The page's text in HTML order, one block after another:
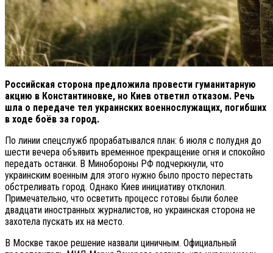
Российская сторона предложила провести гуманитарную
акцию в Константиновке, но Киев ответил отказом. Речь
шла о передаче тел украинских военнослужащих, погибших
в ходе боёв за город.
По линии спецслужб прорабатывался план: 6 июля с полудня до
шести вечера объявить временное прекращение огня и спокойно
передать останки. В Минобороны РФ подчеркнули, что
украинским военным для этого нужно было просто перестать
обстреливать город. Однако Киев инициативу отклонил.
Примечательно, что осветить процесс готовы были более
двадцати иностранных журналистов, но украинская сторона не
захотела пускать их на место.
В Москве такое решение назвали циничным. Официальный